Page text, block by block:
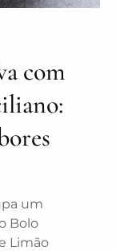
com
um
Bolo
Limão